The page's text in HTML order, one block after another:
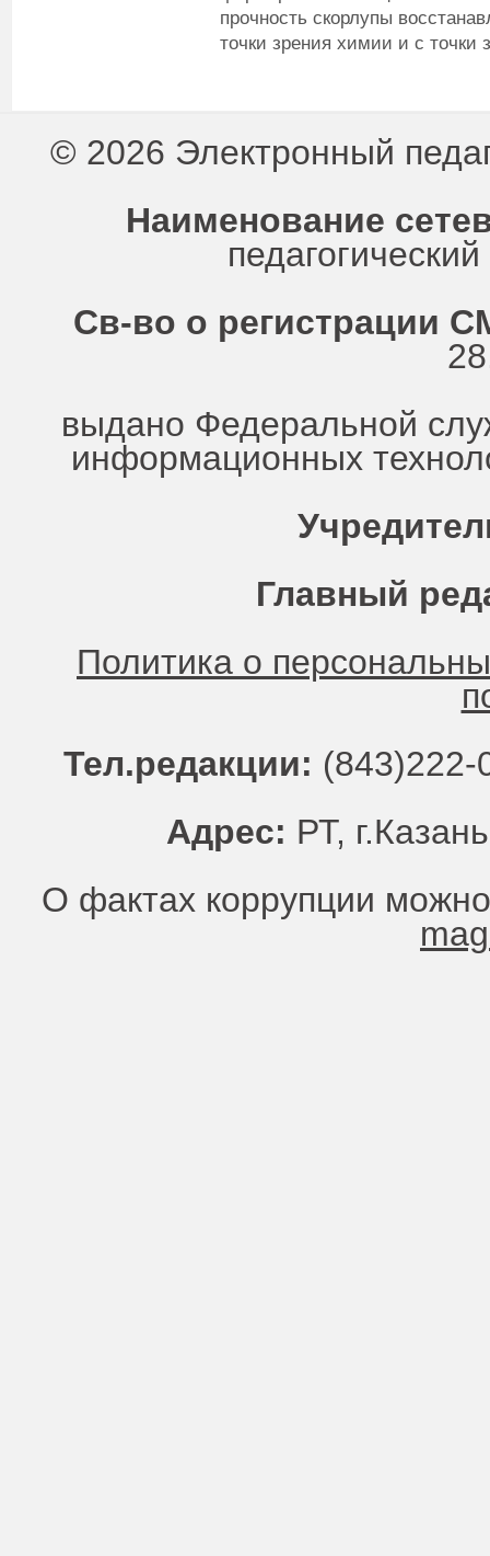
прочность скорлупы
точки зрения химии и с
© 2026 Электронный
Наименование
Св-во о регистрации
выдано Федеральной
информационных
Главный
Политика о
Тел.редакции:
Адрес: РТ,
О фактах коррупции